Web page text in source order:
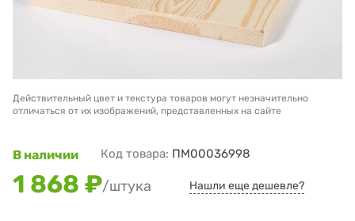
Действительный цвет и текстура товаров могут незначительно
отличаться от их изображений, представленных на сайте
В наличии Код товара: ПМ00036998
1 868 ₽/штука Нашли еще дешевле?